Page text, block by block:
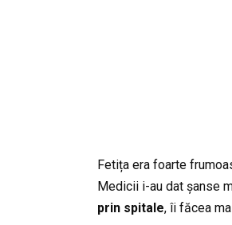
Fetița era foarte
Medicii i-au dat șanse
prin spitale, îi făcea